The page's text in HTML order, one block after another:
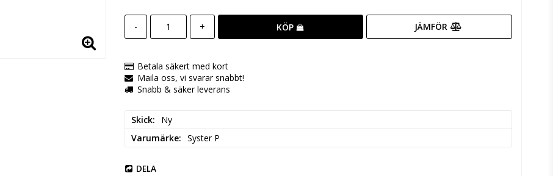
- + KÖP JÄMFÖR
Betala säkert med kort
Maila oss, vi svarar snabbt!
Snabb & säker leverans
Skick
Ny
Varumärke
Syster P
DELA